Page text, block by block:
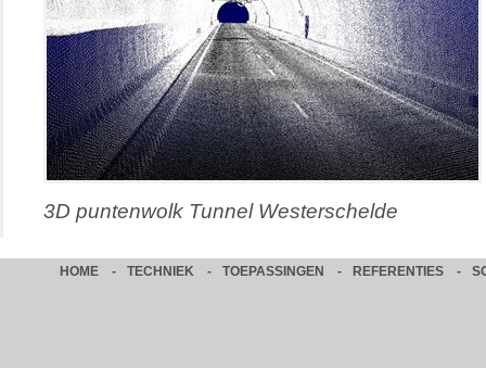
3D puntenwolk Tunnel Westerschelde
HOME - TECHNIEK - TOEPASSINGEN - REFERENTIES -